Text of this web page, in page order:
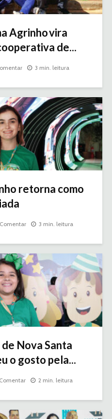
Agrinho vira
de...
3 min. leitura
retorna como
Comentar 3 min. leitura
Nova Santa
o gosto pela...
Comentar 2 min. leitura